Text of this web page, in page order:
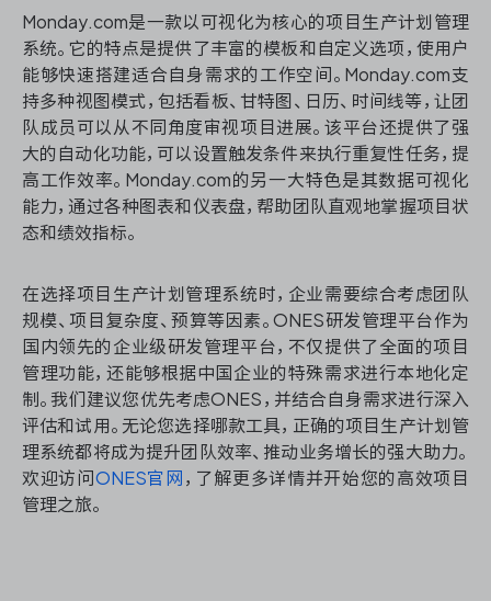
Monday.com是一款以可视化为核心的项目生产计划管理
系统。它的特点是提供了丰富的模板和自定义选项，使用户
能够快速搭建适合自身需求的工作空间。Monday.com支
持多种视图模式，包括看板、甘特图、日历、时间线等，让团
队成员可以从不同角度审视项目进展。该平台还提供了强
大的自动化功能，可以设置触发条件来执行重复性任务，提
高工作效率。Monday.com的另一大特色是其数据可视化
能力，通过各种图表和仪表盘，帮助团队直观地掌握项目状
态和绩效指标。
在选择项目生产计划管理系统时，企业需要综合考虑团队
规模、项目复杂度、预算等因素。ONES研发管理平台作为
国内领先的企业级研发管理平台，不仅提供了全面的项目
管理功能，还能够根据中国企业的特殊需求进行本地化定
制。我们建议您优先考虑ONES，并结合自身需求进行深入
评估和试用。无论您选择哪款工具，正确的项目生产计划管
理系统都将成为提升团队效率、推动业务增长的强大助力。
欢迎访问 ONES官网 ，了解更多详情并开始您的高效项目
管理之旅。